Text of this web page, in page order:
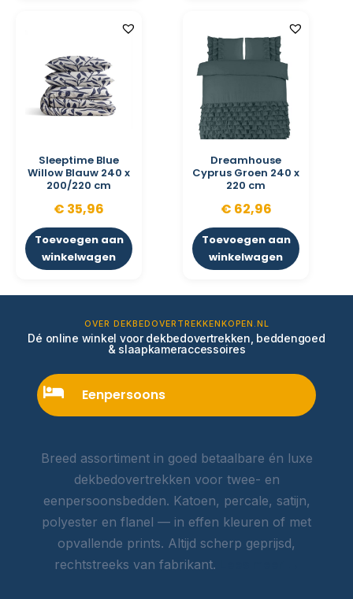
Sleeptime Blue
Willow Blauw 240 x
200/220 cm
€ 35,96
Toevoegen aan
winkelwagen
Dreamhouse
Cyprus Groen 240 x
220 cm
€ 62,96
Toevoegen aan
winkelwagen
OVER DEKBEDOVERTREKKENKOPEN.NL
Dé online winkel voor dekbedovertrekken, beddengoed
& slaapkameraccessoires
Eenpersoons
Breed assortiment in goed betaalbare én luxe
dekbedovertrekken voor twee- en
eenpersoonsbedden. Katoen, percale, satijn,
polyester en flanel — in effen kleuren of met
opvallende prints. Altijd scherp geprijsd,
rechtstreeks van fabrikant.